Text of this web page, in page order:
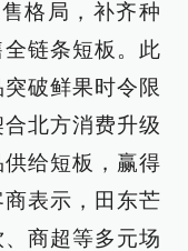
格局，补齐种
链条短板。此
破鲜果时令限
北方消费升级
给短板，赢得
表示，田东芒
商超等多元场